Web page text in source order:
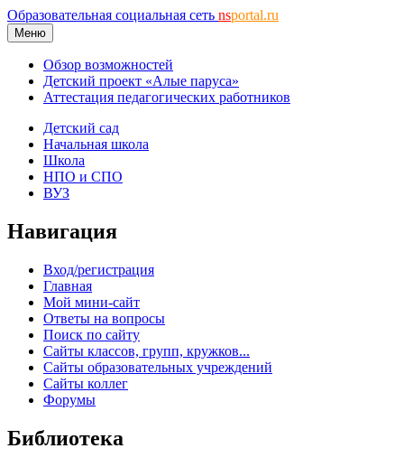
Образовательная социальная сеть nsportal.ru
Меню
Обзор возможностей
Детский проект «Алые паруса»
Аттестация педагогических работников
Детский сад
Начальная школа
Школа
НПО и СПО
ВУЗ
Навигация
Вход/регистрация
Главная
Мой мини-сайт
Ответы на вопросы
Поиск по сайту
Сайты классов, групп, кружков...
Сайты образовательных учреждений
Сайты коллег
Форумы
Библиотека